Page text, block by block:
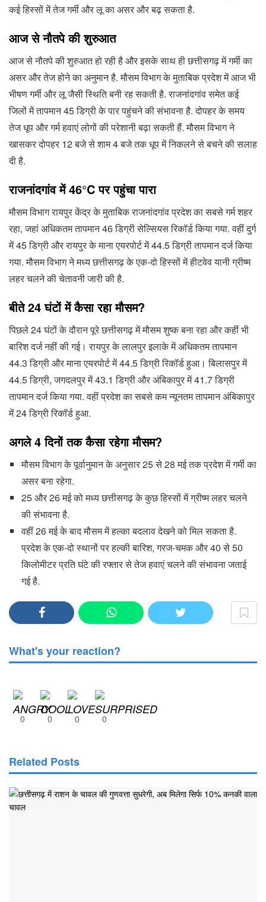
कई हिस्सों में तेज गर्मी और लू का असर और बढ़ सकता है.
आज से नौतपे की शुरुआत
आज से नौतपे की शुरुआत हो रही है और इसके साथ ही छत्तीसगढ़ में गर्मी का
असर और तेज होने का अनुमान है. मौसम विभाग के मुताबिक प्रदेश में आज भी
भीषण गर्मी और लू जैसी स्थिति बनी रह सकती है. राजनांदगांव समेत कई
जिलों में तापमान 45 डिग्री के पार पहुंचने की संभावना है. दोपहर के समय
तेज धूप और गर्म हवाएं लोगों की परेशानी बढ़ा सकती हैं. मौसम विभाग ने
खासकर दोपहर 12 बजे से शाम 4 बजे तक धूप में निकलने से बचने की सलाह
दी है.
राजनांदगांव में 46°C पर पहुंचा पारा
मौसम विभाग रायपुर केंद्र के मुताबिक राजनांदगांव प्रदेश का सबसे गर्म शहर
रहा, जहां अधिकतम तापमान 46 डिग्री सेल्सियस रिकॉर्ड किया गया. वहीं दुर्ग
में 45 डिग्री और रायपुर के माना एयरपोर्ट में 44.5 डिग्री तापमान दर्ज किया
गया. मौसम विभाग ने मध्य छत्तीसगढ़ के एक-दो हिस्सों में हीटवेव यानी ग्रीष्म
लहर चलने की चेतावनी जारी की है.
बीते 24 घंटों में कैसा रहा मौसम?
पिछले 24 घंटों के दौरान पूरे छत्तीसगढ़ में मौसम शुष्क बना रहा और कहीं भी
बारिश दर्ज नहीं की गई। रायपुर के लालपुर इलाके में अधिकतम तापमान
44.3 डिग्री और माना एयरपोर्ट में 44.5 डिग्री रिकॉर्ड हुआ। बिलासपुर में
44.5 डिग्री, जगदलपुर में 43.1 डिग्री और अंबिकापुर में 41.7 डिग्री
तापमान दर्ज किया गया. वहीं प्रदेश का सबसे कम न्यूनतम तापमान अंबिकापुर
में 24 डिग्री रिकॉर्ड हुआ.
अगले 4 दिनों तक कैसा रहेगा मौसम?
मौसम विभाग के पूर्वानुमान के अनुसार 25 से 28 मई तक प्रदेश में गर्मी का
असर बना रहेगा.
25 और 26 मई को मध्य छत्तीसगढ़ के कुछ हिस्सों में ग्रीष्म लहर चलने
की संभावना है.
वहीं 26 मई के बाद मौसम में हल्का बदलाव देखने को मिल सकता है.
प्रदेश के एक-दो स्थानों पर हल्की बारिश, गरज-चमक और 40 से 50
किलोमीटर प्रति घंटे की रफ्तार से तेज हवाएं चलने की संभावना जताई
गई है.
What's your reaction?
0 0 0 0
Related Posts